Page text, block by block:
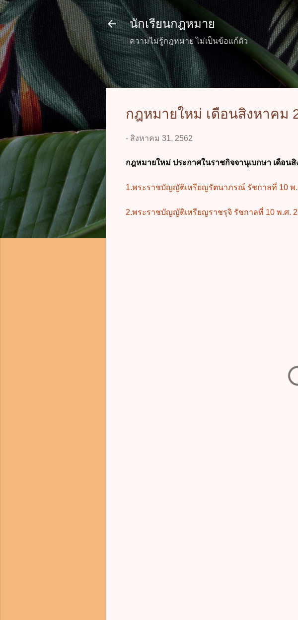
นักเรียนกฎหมาย
ความไม่รู้กฎหมาย ไม่เป็นข้อแก้ตัว
กฎหมายใหม่ เดือนสิงหาคม
- สิงหาคม 31, 2562
กฎหมายใหม่ ประกาศในราชกิจจานุเบกษา เดือน
1.พระราชบัญญัติเหรียญรัตนาภรณ์ รัชกาลที่ 10 พ.
2.พระราชบัญญัติเหรียญราชรุจิ รัชกาลที่ 10 พ.ศ.